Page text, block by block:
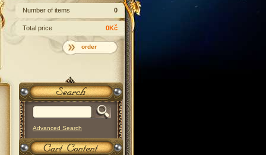
Advanced Search
Number of items 0
Total price 0Kč
order